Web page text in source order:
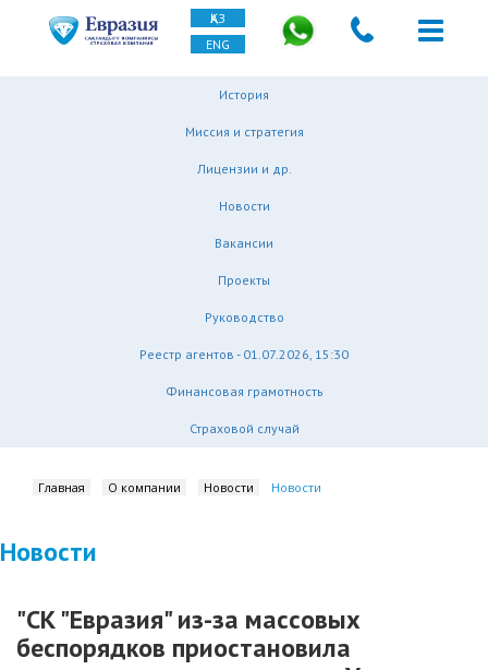
ҚАЗ
ENG
История
Миссия и стратегия
Лицензии и др.
Новости
Вакансии
Проекты
Руководство
Реестр агентов - 01.07.2026, 15:30
Финансовая грамотность
Страховой случай
Главная О компании Новости Новости
Новости
"СК "Евразия" из-за массовых
беспорядков приостановила